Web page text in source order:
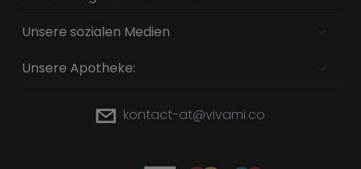
Unsere sozialen Medien
Unsere Apotheke:
kontact-at@vivami.co